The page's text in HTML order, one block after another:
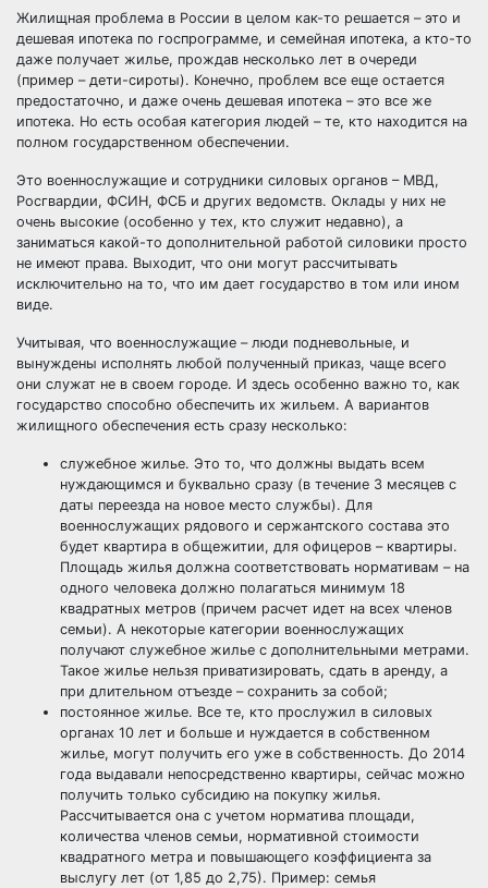
Жилищная проблема в России в целом как-то решается – это и
дешевая ипотека по госпрограмме, и семейная ипотека, а кто-то
даже получает жилье, прождав несколько лет в очереди
(пример – дети-сироты). Конечно, проблем все еще остается
предостаточно, и даже очень дешевая ипотека – это все же
ипотека. Но есть особая категория людей – те, кто находится на
полном государственном обеспечении.
Это военнослужащие и сотрудники силовых органов – МВД,
Росгвардии, ФСИН, ФСБ и других ведомств. Оклады у них не
очень высокие (особенно у тех, кто служит недавно), а
заниматься какой-то дополнительной работой силовики просто
не имеют права. Выходит, что они могут рассчитывать
исключительно на то, что им дает государство в том или ином
виде.
Учитывая, что военнослужащие – люди подневольные, и
вынуждены исполнять любой полученный приказ, чаще всего
они служат не в своем городе. И здесь особенно важно то, как
государство способно обеспечить их жильем. А вариантов
жилищного обеспечения есть сразу несколько:
служебное жилье. Это то, что должны выдать всем
нуждающимся и буквально сразу (в течение 3 месяцев с
даты переезда на новое место службы). Для
военнослужащих рядового и сержантского состава это
будет квартира в общежитии, для офицеров – квартиры.
Площадь жилья должна соответствовать нормативам – на
одного человека должно полагаться минимум 18
квадратных метров (причем расчет идет на всех членов
семьи). А некоторые категории военнослужащих
получают служебное жилье с дополнительными метрами.
Такое жилье нельзя приватизировать, сдать в аренду, а
при длительном отъезде – сохранить за собой;
постоянное жилье. Все те, кто прослужил в силовых
органах 10 лет и больше и нуждается в собственном
жилье, могут получить его уже в собственность. До 2014
года выдавали непосредственно квартиры, сейчас можно
получить только субсидию на покупку жилья.
Рассчитывается она с учетом норматива площади,
количества членов семьи, нормативной стоимости
квадратного метра и повышающего коэффициента за
выслугу лет (от 1,85 до 2,75). Пример: семья